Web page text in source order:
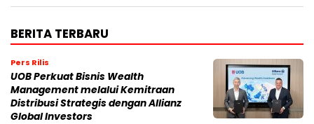
BERITA TERBARU
Pers Rilis
UOB Perkuat Bisnis Wealth
Management melalui Kemitraan
Distribusi Strategis dengan Allianz
Global Investors